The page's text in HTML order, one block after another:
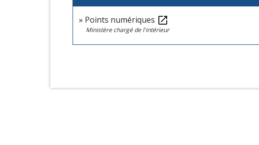
Points numériques open_in_new
Ministère chargé de l'intérieur